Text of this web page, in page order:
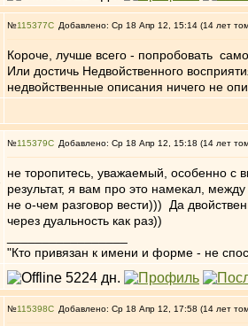
№115377 Добавлено: Ср 18 Апр 12, 15:14 (14 лет
Короче, лучше всего - попробовать
Или достичь Недвойственного
недвойственные описания ничего не
№115379 Добавлено: Ср 18 Апр 12, 15:18 (14 лет
не торопитесь, уважаемый, особенно с
результат, я вам про это намекал,
не о-чем разговор вести))) Да
через дуальность как раз))
"Кто привязан к имени и форме - не
№115398 Добавлено: Ср 18 Апр 12, 17:58 (14 лет